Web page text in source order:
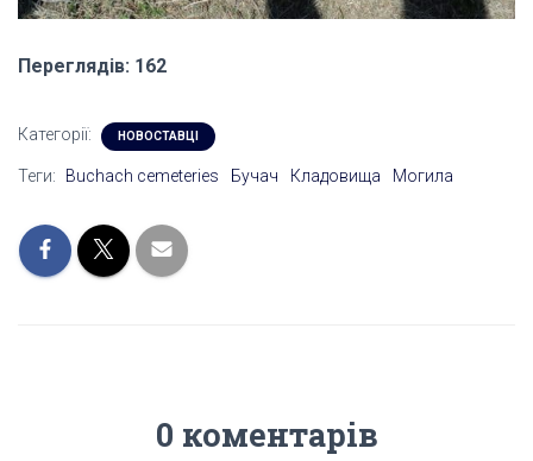
Переглядів: 162
Категорії: НОВОСТАВЦІ
Теги: Buchach cemeteries Бучач Кладовища Могила
0 коментарів